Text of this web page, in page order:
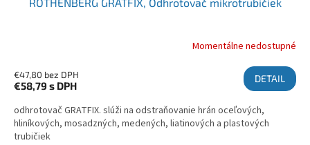
Momentálne nedostupné
€47,80 bez DPH
€58,79 s DPH
DETAIL
odhrotovač GRATFIX. slúži na odstraňovanie hrán oceľových,
hliníkových, mosadzných, medených, liatinových a plastových
trubičiek